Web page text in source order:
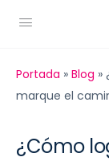
Portada » Blog »
marque el
¿Cómo